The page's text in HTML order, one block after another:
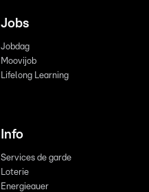
Jobs
Jobdag
Moovijob
Lifelong Learning
Info
Services de garde
Loterie
Energieauer